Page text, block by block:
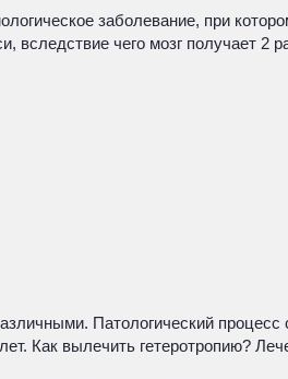
заболевание, при
вследствие чего мозг получает
Патологический
Как вылечить гетеротропию?